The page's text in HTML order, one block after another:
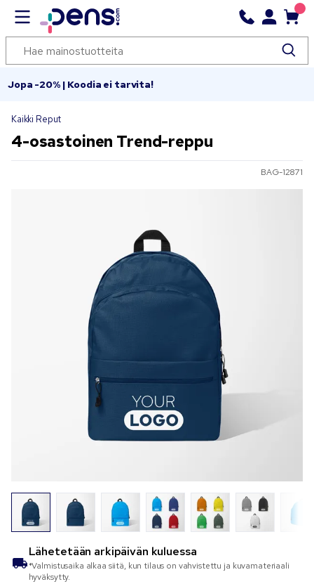
Jopa -20% | Koodia ei tarvita!
Kaikki Reput
4-osastoinen Trend-reppu
BAG-12871
Lähetetään arkipäivän kuluessa
*Valmistusaika alkaa siitä, kun tilaus on vahvistettu ja kuvamateriaali
hyväksytty.